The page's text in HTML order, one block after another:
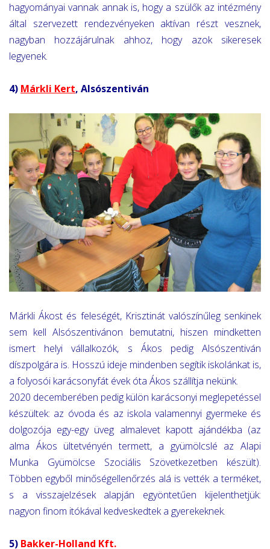
hagyományai vannak annak is, hogy a szülők az intézmény
által szervezett rendezvényeken aktívan részt vesznek,
nagyban hozzájárulnak ahhoz, hogy azok sikeresek
legyenek.
4) Márkli Kert, Alsószentiván
Márkli Ákost és feleségét, Krisztinát valószínűleg senkinek
sem kell Alsószentivánon bemutatni, hiszen mindketten
ismert helyi vállalkozók, s Ákos pedig Alsószentiván
díszpolgára is. Hosszú ideje mindenben segítik iskolánkat is,
a folyosói karácsonyfát évek óta Ákos szállítja nekünk.
2020 decemberében pedig külön karácsonyi meglepetéssel
készültek: az óvoda és az iskola valamennyi gyermeke és
dolgozója egy-egy üveg almalevet kapott ajándékba (az
alma Ákos ültetvényén termett, a gyümölcslé az Alapi
Munka Gyümölcse Szociális Szövetkezetben készült).
Többen egyből minőségellenőrzés alá is vették a terméket,
s a visszajelzések alapján egyöntetűen kijelenthetjük:
nagyon finom itókával kedveskedtek a gyerekeknek.
5) Bakker-Holland Kft.